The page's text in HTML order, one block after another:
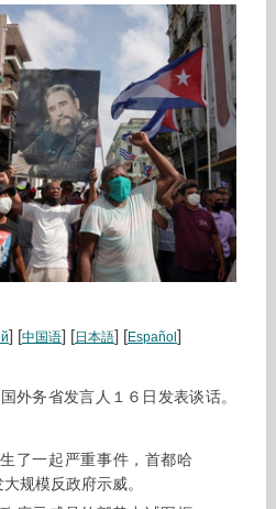
] [中国语] [日本語] [Español]
外务省发言人１６日发表谈话。
了一起严重事件，首都哈
规模反政府示威。